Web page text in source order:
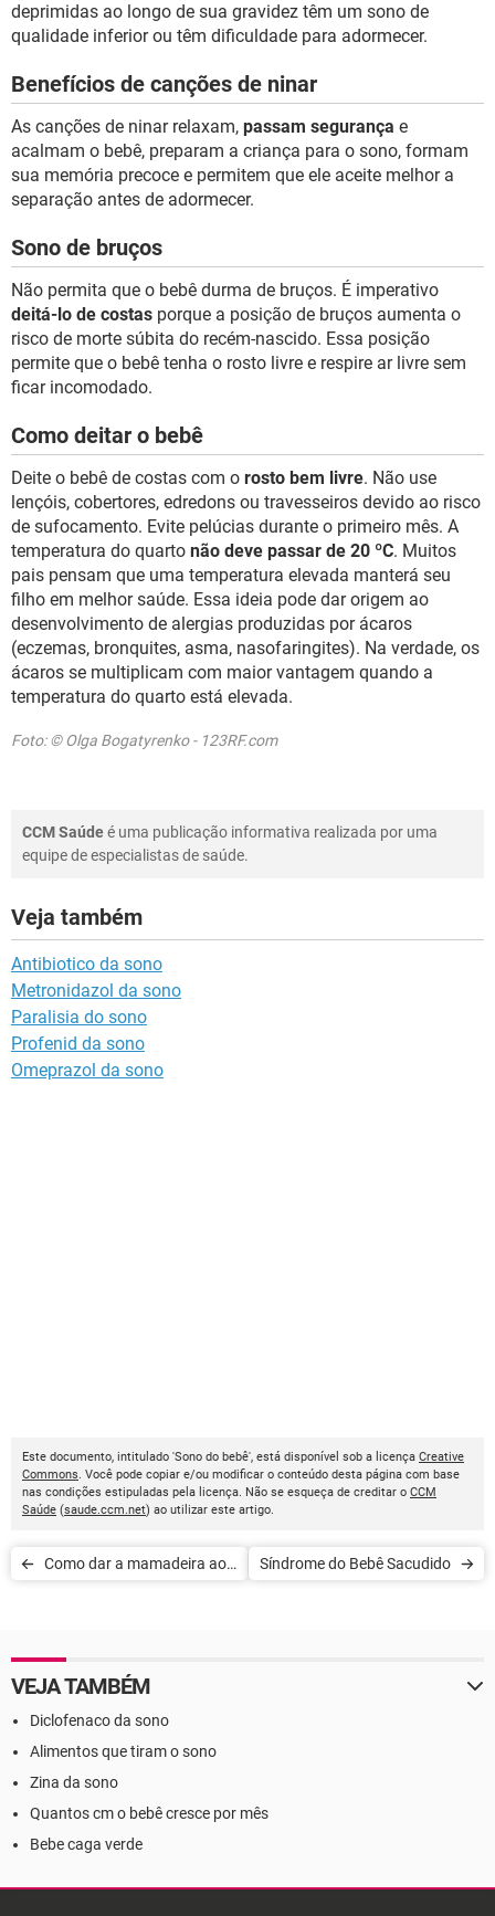
deprimidas ao longo de sua gravidez têm um sono de
qualidade inferior ou têm dificuldade para adormecer.
Benefícios de canções de ninar
As canções de ninar relaxam, passam segurança e
acalmam o bebê, preparam a criança para o sono, formam
sua memória precoce e permitem que ele aceite melhor a
separação antes de adormecer.
Sono de bruços
Não permita que o bebê durma de bruços. É imperativo
deitá-lo de costas porque a posição de bruços aumenta o
risco de morte súbita do recém-nascido. Essa posição
permite que o bebê tenha o rosto livre e respire ar livre sem
ficar incomodado.
Como deitar o bebê
Deite o bebê de costas com o rosto bem livre. Não use
lençóis, cobertores, edredons ou travesseiros devido ao risco
de sufocamento. Evite pelúcias durante o primeiro mês. A
temperatura do quarto não deve passar de 20 ºC. Muitos
pais pensam que uma temperatura elevada manterá seu
filho em melhor saúde. Essa ideia pode dar origem ao
desenvolvimento de alergias produzidas por ácaros
(eczemas, bronquites, asma, nasofaringites). Na verdade, os
ácaros se multiplicam com maior vantagem quando a
temperatura do quarto está elevada.
Foto: © Olga Bogatyrenko - 123RF.com
CCM Saúdeé uma publicação informativa realizada por uma
equipe de especialistas de saúde.
Veja também
Antibiotico da sono
Metronidazol da sono
Paralisia do sono
Profenid da sono
Omeprazol da sono
Este documento, intitulado 'Sono do bebê', está disponível sob a licença Creative
Commons. Você pode copiar e/ou modificar o conteúdo desta página com base
nas condições estipuladas pela licença. Não se esqueça de creditar o CCM
Saúde (saude.ccm.net) ao utilizar este artigo.
Como dar a mamadeira ao
Síndrome do Bebê Sacudido
VEJA TAMBÉM
Diclofenaco da sono
Alimentos que tiram o sono
Zina da sono
Quantos cm o bebê cresce por mês
Bebe caga verde